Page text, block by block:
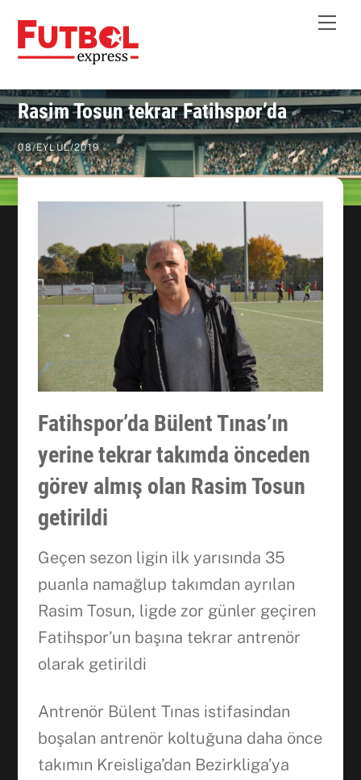
content
Rasim Tosun tekrar Fatihspor’da
08/EYLÜL/2019
Fatihspor’da Bülent Tınas’ın
yerine tekrar takımda önceden
görev almış olan Rasim Tosun
getirildi
Geçen sezon ligin ilk yarısında 35
puanla namağlup takımdan ayrılan
Rasim Tosun, ligde zor günler geçiren
Fatihspor’un başına tekrar antrenör
olarak getirildi
Antrenör Bülent Tınas istifasindan
boşalan antrenör koltuğuna daha önce
takımın Kreisliga’dan Bezirkliga’ya